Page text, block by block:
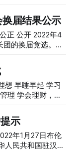
宗教、非盈利的
驻汉堡总领馆、
流问题和困惑，
信息
勿点击结束会议； 3.若有问题可在聊天区提问。 线下
同交流困惑，以期大
届结果公示
的换届竞选。在
富多彩的活动。
资，为生病隔离的
次充满想象力和
次的打卡活动。
的学习或者生活。
终也有20位同学坚
示
人民共和国驻汉堡